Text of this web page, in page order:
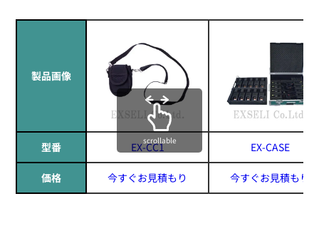
製品画像
型番 EX-CC1 EX-CASE
価格 今すぐお見積もり 今すぐお見積もり
scrollable